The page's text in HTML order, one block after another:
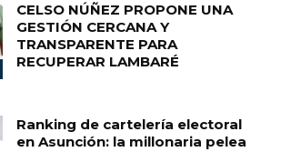
CELSO NÚÑEZ PROPONE UNA
GESTIÓN CERCANA Y
TRANSPARENTE PARA
RECUPERAR LAMBARÉ
Ranking de cartelería electoral
en Asunción: la millonaria pelea